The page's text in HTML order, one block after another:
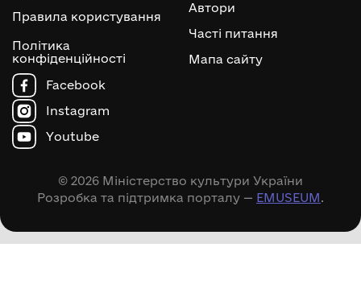
Правила користування
Політика
конфіденційності
Автори
Часті питання
Мапа сайту
Facebook
Instagram
Youtube
© 2026 Міністерство культури України
Розробка та підтримка порталу — EMUSEUM.